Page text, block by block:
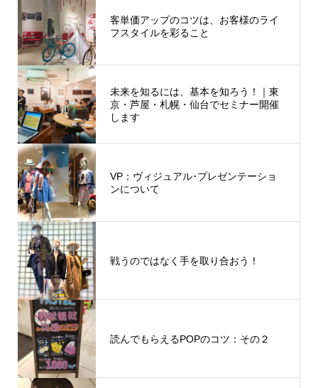
客単価アップのコツは、お客様のライ
フスタイルを彩ること
未来を知るには、基本を知ろう！｜東
京・芦屋・札幌・仙台でセミナー開催
します
VP：ヴィジュアル･プレゼンテーショ
ンについて
戦うのではなく手を取り合おう！
読んでもらえるPOPのコツ：その２